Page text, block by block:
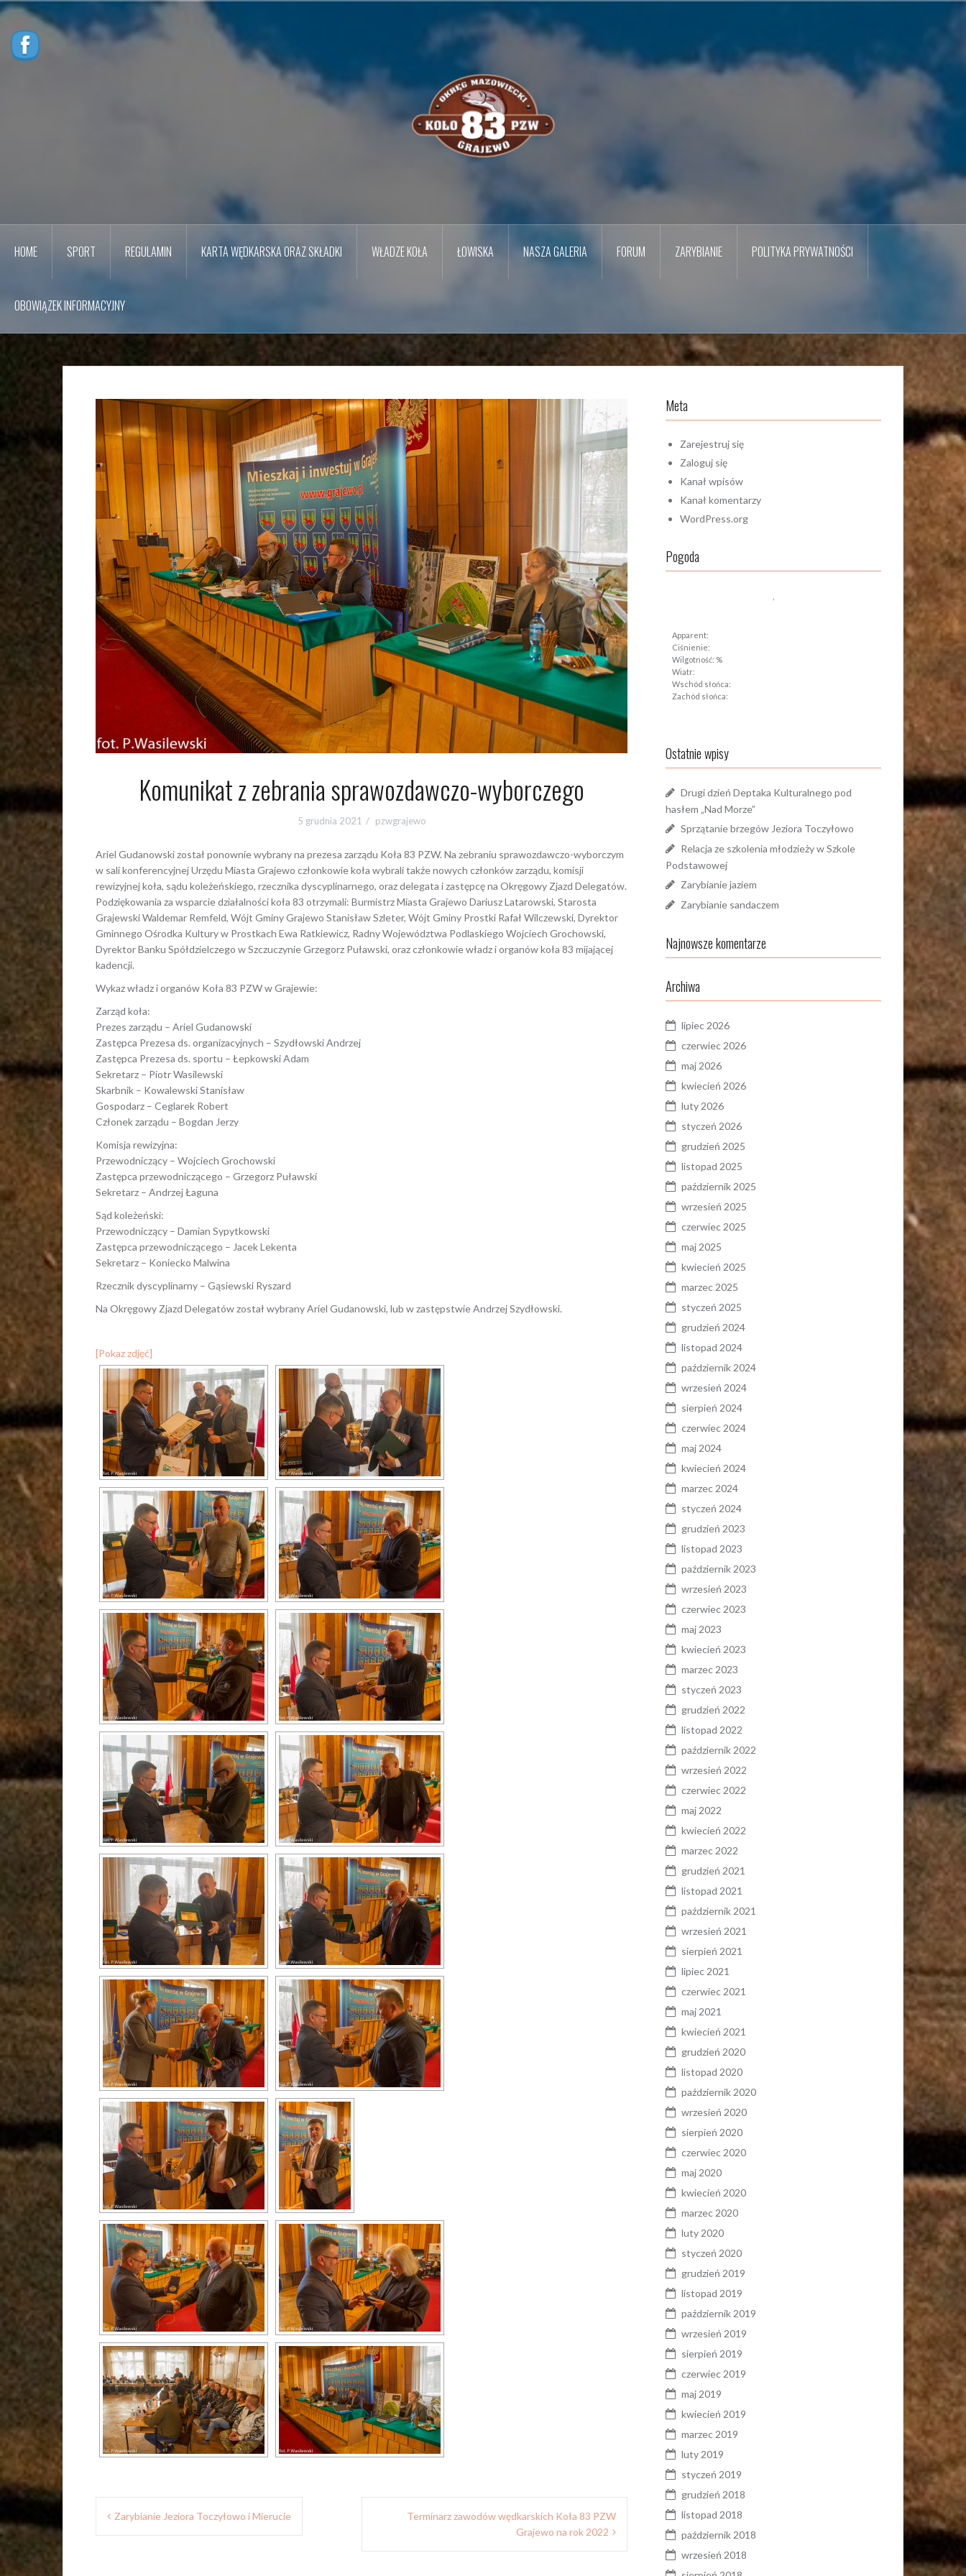
Przejdź
treści
HOME SPORT REGULAMIN KARTA WĘDKARSKA ORAZ SKŁADKI WŁADZE KOŁA ŁOWISKA NASZA GALERIA FORUM ZARYBIANIE POLITYKA PRYWATNOŚCI
OBOWIĄZEK INFORMACYJNY
Komunikat z zebrania sprawozdawczo-wyborczego
5 grudnia 2021 pzwgrajewo
Ariel Gudanowski został ponownie wybrany na prezesa zarządu Koła 83 PZW. Na zebraniu sprawozdawczo-wyborczym
w sali konferencyjnej Urzędu Miasta Grajewo członkowie koła wybrali także nowych członków zarządu, komisji
rewizyjnej koła, sądu koleżeńskiego, rzecznika dyscyplinarnego, oraz delegata i zastępcę na Okręgowy Zjazd Delegatów.
Podziękowania za wsparcie działalności koła 83 otrzymali: Burmistrz Miasta Grajewo Dariusz Latarowski, Starosta
Grajewski Waldemar Remfeld, Wójt Gminy Grajewo Stanisław Szleter, Wójt Gminy Prostki Rafał Wilczewski, Dyrektor
Gminnego Ośrodka Kultury w Prostkach Ewa Ratkiewicz, Radny Województwa Podlaskiego Wojciech Grochowski,
Dyrektor Banku Spółdzielczego w Szczuczynie Grzegorz Puławski, oraz członkowie władz i organów koła 83 mijającej
kadencji.
Wykaz władz i organów Koła 83 PZW w Grajewie:
Zarząd koła:
Prezes zarządu – Ariel Gudanowski
Zastępca Prezesa ds. organizacyjnych – Szydłowski Andrzej
Zastępca Prezesa ds. sportu – Łepkowski Adam
Sekretarz – Piotr Wasilewski
Skarbnik – Kowalewski Stanisław
Gospodarz – Ceglarek Robert
Członek zarządu – Bogdan Jerzy
Komisja rewizyjna:
Przewodniczący – Wojciech Grochowski
Zastępca przewodniczącego – Grzegorz Puławski
Sekretarz – Andrzej Łaguna
Sąd koleżeński:
Przewodniczący – Damian Sypytkowski
Zastępca przewodniczącego – Jacek Lekenta
Sekretarz – Koniecko Malwina
Rzecznik dyscyplinarny – Gąsiewski Ryszard
Na Okręgowy Zjazd Delegatów został wybrany Ariel Gudanowski, lub w zastępstwie Andrzej Szydłowski.
[Pokaz zdjęć]
Nawigacja
wpisu
Zarybianie Jeziora Toczyłowo i Mierucie
Terminarz zawodów wędkarskich Koła 83 PZW
Grajewo na rok 2022
Meta
Zarejestruj się
Zaloguj się
Kanał wpisów
Kanał komentarzy
WordPress.org
Pogoda
Apparent:
Ciśnienie:
Wilgotność: %
Wiatr:
Wschód słońca:
Zachód słońca:
Ostatnie wpisy
Drugi dzień Deptaka Kulturalnego pod
hasłem „Nad Morze”
Sprzątanie brzegów Jeziora Toczyłowo
Relacja ze szkolenia młodzieży w Szkole
Podstawowej
Zarybianie jaziem
Zarybianie sandaczem
Najnowsze komentarze
Archiwa
lipiec 2026
czerwiec 2026
maj 2026
kwiecień 2026
luty 2026
styczeń 2026
grudzień 2025
listopad 2025
październik 2025
wrzesień 2025
czerwiec 2025
maj 2025
kwiecień 2025
marzec 2025
styczeń 2025
grudzień 2024
listopad 2024
październik 2024
wrzesień 2024
sierpień 2024
czerwiec 2024
maj 2024
kwiecień 2024
marzec 2024
styczeń 2024
grudzień 2023
listopad 2023
październik 2023
wrzesień 2023
czerwiec 2023
maj 2023
kwiecień 2023
marzec 2023
styczeń 2023
grudzień 2022
listopad 2022
październik 2022
wrzesień 2022
czerwiec 2022
maj 2022
kwiecień 2022
marzec 2022
grudzień 2021
listopad 2021
październik 2021
wrzesień 2021
sierpień 2021
lipiec 2021
czerwiec 2021
maj 2021
kwiecień 2021
grudzień 2020
listopad 2020
październik 2020
wrzesień 2020
sierpień 2020
czerwiec 2020
maj 2020
kwiecień 2020
marzec 2020
luty 2020
styczeń 2020
grudzień 2019
listopad 2019
październik 2019
wrzesień 2019
sierpień 2019
czerwiec 2019
maj 2019
kwiecień 2019
marzec 2019
luty 2019
styczeń 2019
grudzień 2018
listopad 2018
październik 2018
wrzesień 2018